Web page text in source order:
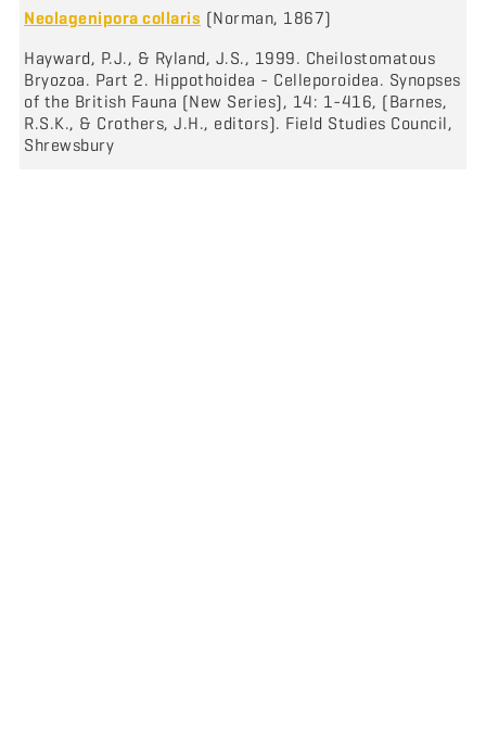
Neolagenipora collaris (Norman, 1867)
Hayward, P.J., & Ryland, J.S., 1999. Cheilostomatous
Bryozoa. Part 2. Hippothoidea - Celleporoidea. Synopses
of the British Fauna (New Series), 14: 1-416, (Barnes,
R.S.K., & Crothers, J.H., editors). Field Studies Council,
Shrewsbury